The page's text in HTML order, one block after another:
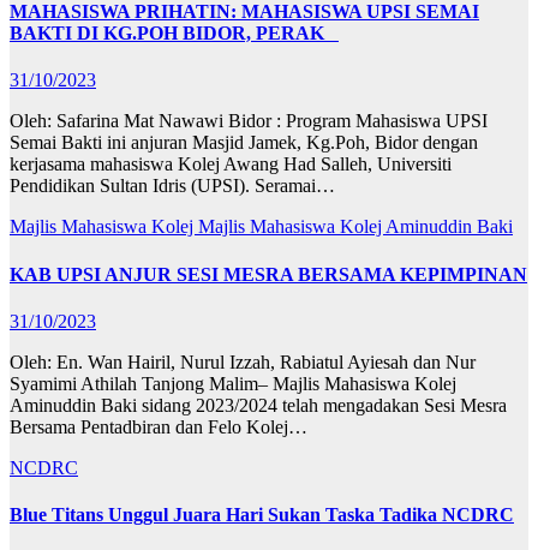
MAHASISWA PRIHATIN: MAHASISWA UPSI SEMAI
BAKTI DI KG.POH BIDOR, PERAK
31/10/2023
Oleh: Safarina Mat Nawawi Bidor : Program Mahasiswa UPSI
Semai Bakti ini anjuran Masjid Jamek, Kg.Poh, Bidor dengan
kerjasama mahasiswa Kolej Awang Had Salleh, Universiti
Pendidikan Sultan Idris (UPSI). Seramai…
Majlis Mahasiswa Kolej Majlis Mahasiswa Kolej Aminuddin Baki
KAB UPSI ANJUR SESI MESRA BERSAMA KEPIMPINAN
31/10/2023
Oleh: En. Wan Hairil, Nurul Izzah, Rabiatul Ayiesah dan Nur
Syamimi Athilah Tanjong Malim– Majlis Mahasiswa Kolej
Aminuddin Baki sidang 2023/2024 telah mengadakan Sesi Mesra
Bersama Pentadbiran dan Felo Kolej…
NCDRC
Blue Titans Unggul Juara Hari Sukan Taska Tadika NCDRC